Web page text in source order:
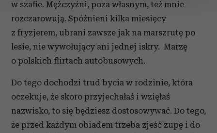
Wykorzystujemy pliki cookie do spersonalizowania treści
i reklam, aby oferować funkcje społecznościowe i
analizować ruch w naszej witrynie. Informacje o tym, jak
korzystasz z naszej witryny, udostępniamy partnerom
Partnerzy mogą połączyć te informacje z innymi danymi
otrzymanymi od Ciebie lub uzyskanymi podczas
korzystania z ich usług.
w szafie. Mężczyźni, poza własnym, też mnie
rozczarowują. Spóźnieni kilka miesięcy
z fryzjerem, ubrani zawsze jak na marszrutę po
lesie, nie wywołujący ani jednej iskry. Marzę
o polskich flirtach autobusowych.
Do tego dochodzi trud bycia w rodzinie, która
oczekuje, że skoro przyjechałaś i wzięłaś
nazwisko, to się będziesz dostosowywać. Do tego,
że przed każdym obiadem trzeba zjeść zupę i do